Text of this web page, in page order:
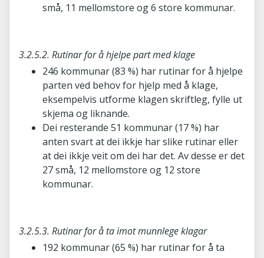
små, 11 mellomstore og 6 store kommunar.
3.2.5.2. Rutinar for å hjelpe part med klage
246 kommunar (83 %) har rutinar for å hjelpe
parten ved behov for hjelp med å klage,
eksempelvis utforme klagen skriftleg, fylle ut
skjema og liknande.
Dei resterande 51 kommunar (17 %) har
anten svart at dei ikkje har slike rutinar eller
at dei ikkje veit om dei har det. Av desse er det
27 små, 12 mellomstore og 12 store
kommunar.
3.2.5.3. Rutinar for å ta imot munnlege klagar
192 kommunar (65 %) har rutinar for å ta